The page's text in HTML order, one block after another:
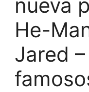
nueva
He-
Jared